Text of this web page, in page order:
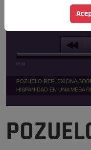
Escucha el audio de
00:00
POZUELO REFLEXIONA
HISPANIDAD EN UNA MESA